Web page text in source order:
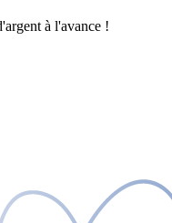
à l'avance !